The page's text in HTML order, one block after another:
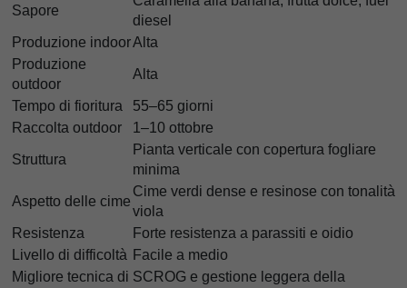
Sapore
diesel
Produzione indoorAlta
Produzione
outdoor
Alta
Tempo di fioritura
55–65 giorni
Raccolta outdoor
1–10 ottobre
Struttura
Pianta verticale con copertura fogliare
minima
Aspetto delle cime
Cime verdi dense e resinose con tonalità
viola
Resistenza
Forte resistenza a parassiti e oidio
Livello di difficoltà Facile a medio
Migliore tecnica di SCROG e gestione leggera della